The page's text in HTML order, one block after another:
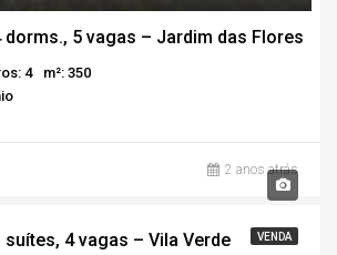
dorms., 5 vagas – Jardim das Flores
4
m²: 350
2 anos atrás
VENDA
suítes, 4 vagas – Vila Verde